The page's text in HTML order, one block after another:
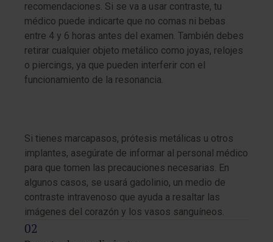
recomendaciones. Si se va a usar contraste, tu
médico puede indicarte que no comas ni bebas
entre 4 y 6 horas antes del examen. También debes
retirar cualquier objeto metálico como joyas, relojes
o piercings, ya que pueden interferir con el
funcionamiento de la resonancia.
Si tienes marcapasos, prótesis metálicas u otros
implantes, asegúrate de informar al personal médico
para que tomen las precauciones necesarias. En
algunos casos, se usará gadolinio, un medio de
contraste intravenoso que ayuda a resaltar las
imágenes del corazón y los vasos sanguíneos.